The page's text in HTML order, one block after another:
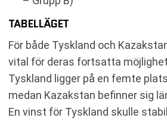
TABELLÄGET
För både Tyskland och
vital för deras fortsatta
Tyskland ligger på en femte
medan Kazakstan befinner sig
En vinst för Tyskland skulle